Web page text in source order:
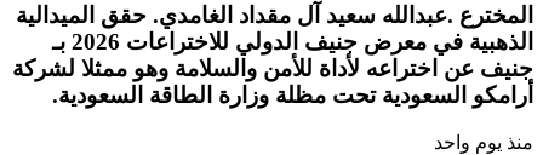
المخترع .عبدالله سعيد آل مقداد الغامدي. حقق الميدالية
الذهبية في معرض جنيف الدولي للاختراعات 2026 بـ
جنيف عن اختراعه لأداة للأمن والسلامة وهو ممثلا لشركة
أرامكو السعودية تحت مظلة وزارة الطاقة السعودية.
منذ يوم واحد